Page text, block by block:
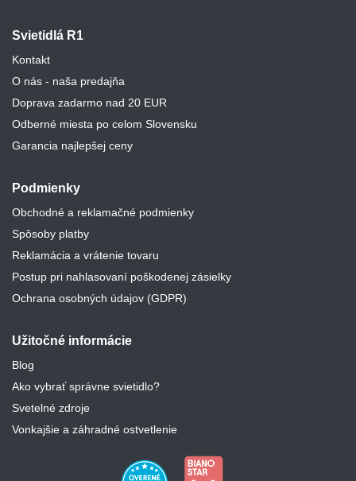
Svietidlá R1
Kontakt
O nás - naša predajňa
Doprava zadarmo nad 20 EUR
Odberné miesta po celom Slovensku
Garancia najlepšej ceny
Podmienky
Obchodné a reklamačné podmienky
Spôsoby platby
Reklamácia a vrátenie tovaru
Postup pri nahlasovaní poškodenej zásielky
Ochrana osobných údajov (GDPR)
Užitočné informácie
Blog
Ako vybrať správne svietidlo?
Svetelné zdroje
Vonkajšie a záhradné ostvetlenie